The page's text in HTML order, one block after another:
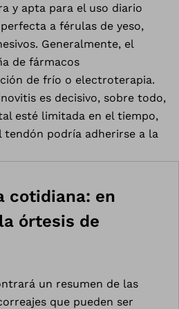
y apta para el uso diario
a férulas de yeso,
Generalmente, el
de fármacos
de frío o electroterapia.
es decisivo, sobre todo,
esté limitada en el tiempo,
podría adherirse a la
cotidiana: en
órtesis de
un resumen de las
que pueden ser